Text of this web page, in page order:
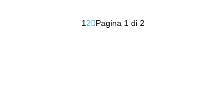
1 2 Pagina 1 di 2